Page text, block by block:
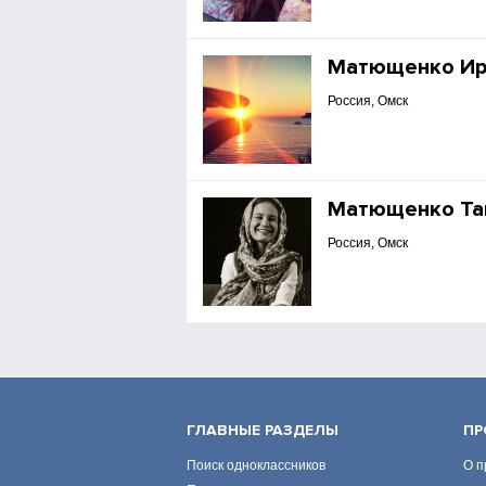
Матющенко
Россия, Омск
Матющенко
Россия, Омск
ГЛАВНЫЕ РАЗДЕЛЫ
Поиск одноклассников
О